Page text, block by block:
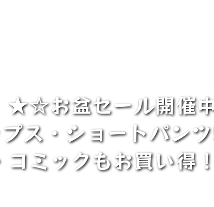
★☆お盆セール開
ス・ショートパン
コミックもお買い得！